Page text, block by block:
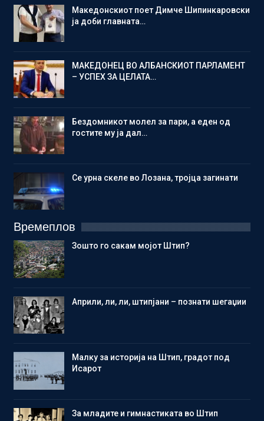
Македонскиот поет Димче Шипинкаровски
ја доби главната…
МАКЕДОНЕЦ ВО АЛБАНСКИОТ ПАРЛАМЕНТ
– УСПЕХ ЗА ЦЕЛАТА…
Бездомникот молел за пари, а еден од
гостите му ја дал…
Се урна скеле во Лозана, тројца загинати
Времеплов
Зошто го сакам мојот Штип?
Aприли, ли, ли, штипјани – познати шегаџии
Малку за историја на Штип, градот под
Исарот
Зa младите и гимнастиката во Штип